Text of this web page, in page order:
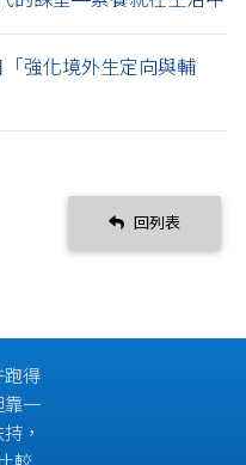
強化境外生定向與輔
回列表
跑得
靠一
，